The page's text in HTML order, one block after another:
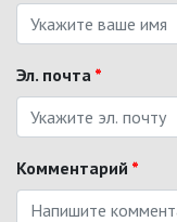
Эл. почта *
Комментарий *